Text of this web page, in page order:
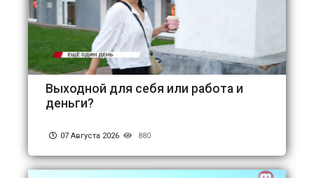
Выходной для себя или работа и
деньги?
07 Августа 2026 880